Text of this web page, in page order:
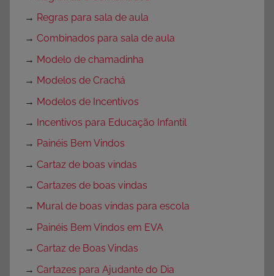
→ Regras para sala de aula
→ Combinados para sala de aula
→ Modelo de chamadinha
→ Modelos de Crachá
→ Modelos de Incentivos
→ Incentivos para Educação Infantil
→ Painéis Bem Vindos
→ Cartaz de boas vindas
→ Cartazes de boas vindas
→ Mural de boas vindas para escola
→ Painéis Bem Vindos em EVA
→ Cartaz de Boas Vindas
→ Cartazes para Ajudante do Dia